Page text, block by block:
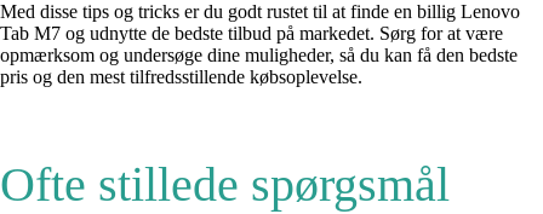
Med disse tips og tricks er du godt rustet til at finde en billig Lenovo
Tab M7 og udnytte de bedste tilbud på markedet. Sørg for at være
opmærksom og undersøge dine muligheder, så du kan få den bedste
pris og den mest tilfredsstillende købsoplevelse.
Ofte stillede spørgsmål